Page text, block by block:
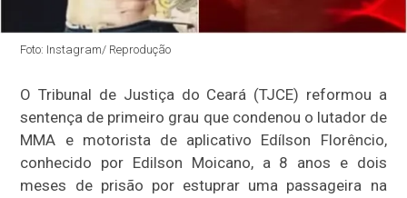
Foto: Instagram/ Reprodução
O Tribunal de Justiça do Ceará (TJCE) reformou a
sentença de primeiro grau que condenou o lutador de
MMA e motorista de aplicativo Edílson Florêncio,
conhecido por Edilson Moicano, a 8 anos e dois
meses de prisão por estuprar uma passageira na